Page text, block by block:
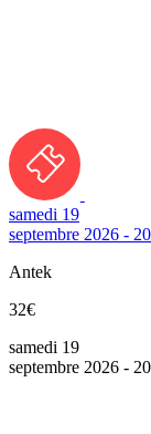
samedi 19
septembre 2026 -
Antek
32€
samedi 19
septembre 2026 -